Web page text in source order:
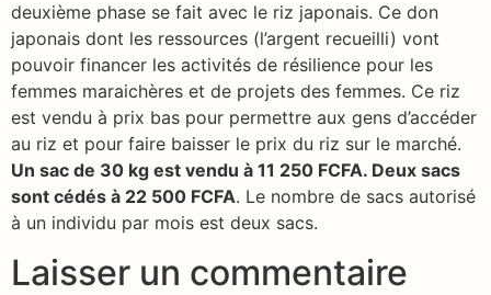
deuxième phase se fait avec le riz japonais. Ce don
japonais dont les ressources (l’argent recueilli) vont
pouvoir financer les activités de résilience pour les
femmes maraichères et de projets des femmes. Ce riz
est vendu à prix bas pour permettre aux gens d’accéder
au riz et pour faire baisser le prix du riz sur le marché.
Un sac de 30 kg est vendu à 11 250 FCFA. Deux sacs
sont cédés à 22 500 FCFA. Le nombre de sacs autorisé
à un individu par mois est deux sacs.
Laisser un commentaire